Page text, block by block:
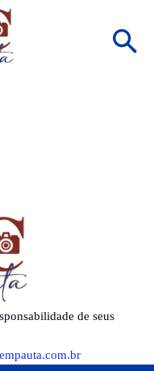
de seus